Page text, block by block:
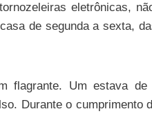
eletrônicas,
de segunda a sexta,
flagrante. Um estava
Durante o cumprimento